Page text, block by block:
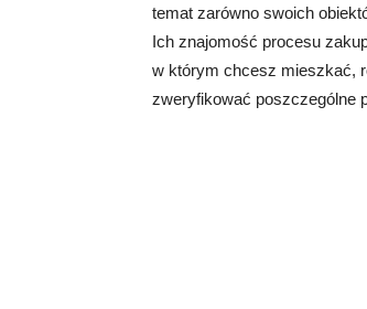
temat zarówno swoich
Ich znajomość procesu
w którym chcesz mieszkać,
zweryfikować poszczególne